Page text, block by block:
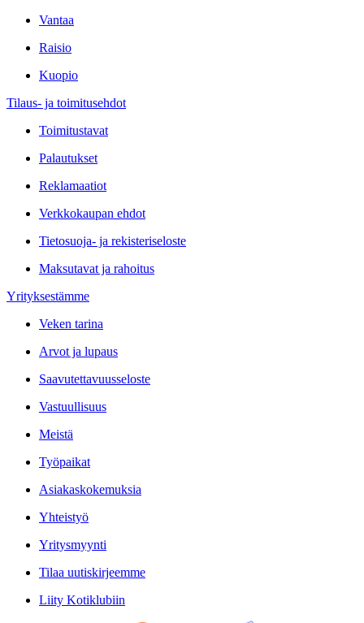
Vantaa
Raisio
Kuopio
Tilaus- ja toimitusehdot
Toimitustavat
Palautukset
Reklamaatiot
Verkkokaupan ehdot
Tietosuoja- ja rekisteriseloste
Maksutavat ja rahoitus
Yrityksestämme
Veken tarina
Arvot ja lupaus
Saavutettavuusseloste
Vastuullisuus
Meistä
Työpaikat
Asiakaskokemuksia
Yhteistyö
Yritysmyynti
Tilaa uutiskirjeemme
Liity Kotiklubiin